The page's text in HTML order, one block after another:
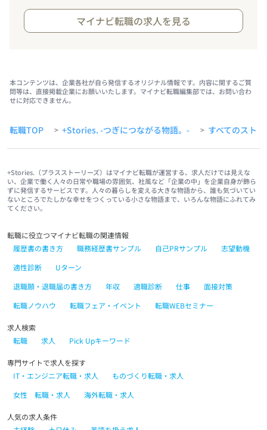
マイナビ転職の求人を見る
本コンテンツは、企業各社が自ら発信するオリジナル情報です。内容に関するご質
問等は、直接掲載企業にお願いいたします。マイナビ転職編集部では、お問い合わ
せに対応できません。
転職TOP > +Stories. -つぎにつながる物語。- > すべてのスト
+Stories.（プラスストーリーズ）はマイナビ転職が運営する、求人だけでは見えな
い、企業で働く人々の日常や職場の雰囲気、社風など「企業の中」を企業自身が飾ら
ずに発信するサービスです。人々の暮らしを変える大きな物語から、誰も気づいてい
ないところでたしかな幸せをつくっている小さな物語まで、いろんな物語にふれてみ
てください。
転職に役立つマイナビ転職の関連情報
履歴書の書き方
職務経歴書サンプル 自己PRサンプル
志望動機
適性診断
Uターン
退職願・退職届の書き方
年収 適職診断 仕事
面接対策
転職ノウハウ
転職フェア・イベント 転職WEBセミナー
求人検索
転職
求人 Pick Upキーワード
専門サイトで求人を探す
IT・エンジニア転職・求人
ものづくり転職・求人
女性 転職・求人
海外転職・求人
人気の求人条件